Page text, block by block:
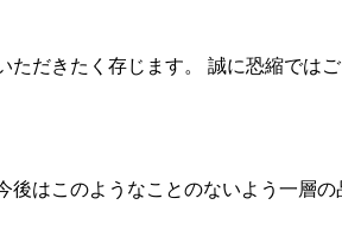
だきたく存じます。 誠に恐縮では
はこのようなことのないよう一層の